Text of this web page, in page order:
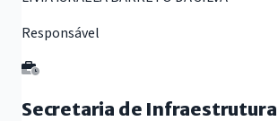
Responsável
Secretaria de Infraestrutura